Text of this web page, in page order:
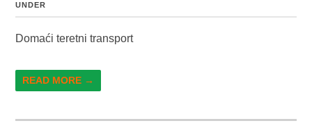
UNDER
Domaći teretni transport
READ MORE →